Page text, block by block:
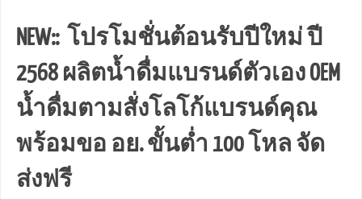
NEW:: โปรโมชั่นต้อนรับปีใหม่ ปี
2568 ผลิตน้ำดื่มแบรนด์ตัวเอง OEM
น้ำดื่มตามสั่งโลโก้แบรนด์คุณ
พร้อมขอ อย. ขั้นต่ำ 100 โหล จัด
ส่งฟรี